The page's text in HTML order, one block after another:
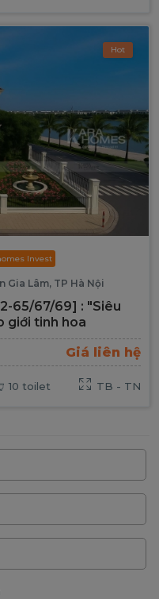
Hot
Invest
Gia Lâm, TP Hà Nội
65/67/69] : "Siêu
giới tinh hoa
Giá liên hệ
10 toilet TB - TN